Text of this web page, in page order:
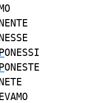
ONESSI
ONESTE